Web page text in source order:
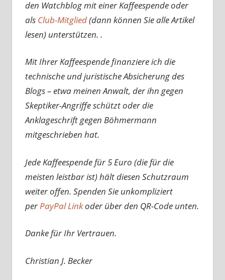
den Watchblog mit einer Kaffeespende oder
als Club-Mitglied(dann können Sie alle Artikel
lesen) unterstützen. .
Mit Ihrer Kaffeespende finanziere ich die
technische und juristische Absicherung des
Blogs – etwa meinen Anwalt, der ihn gegen
Skeptiker-Angriffe schützt oder die
Anklageschrift gegen Böhmermann
mitgeschrieben hat.
Jede Kaffeespende für 5 Euro (die für die
meisten leistbar ist) hält diesen Schutzraum
weiter offen. Spenden Sie unkompliziert
perPayPal Linkoder über den QR-Code unten.
Danke für Ihr Vertrauen.
Christian J. Becker